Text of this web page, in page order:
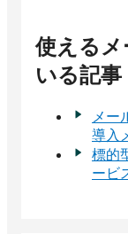
使える
いる記事
メー
導入
標的
ービ